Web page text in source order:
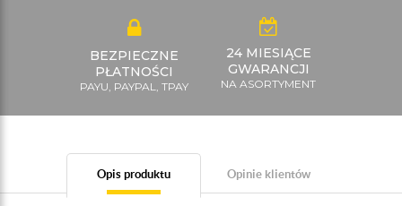
BEZPIECZNE
PŁATNOŚCI
PAYU, PAYPAL, TPAY
24 MIESIĄCE
GWARANCJI
NA ASORTYMENT
Opis produktu Opinie klientów